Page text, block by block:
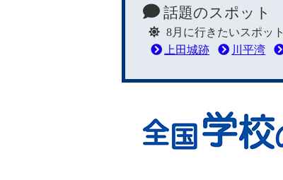
話題のスポット
8月に行きたいスポット
上田城跡
川平湾